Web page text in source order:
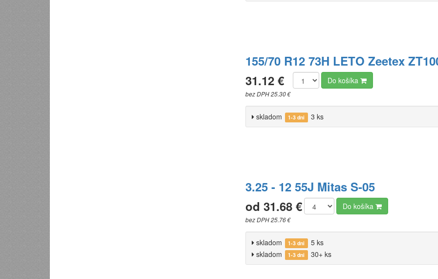
155/70 R12 73H LETO Zeetex
31.12 €
bez DPH 25.30 €
Do košíka
skladom 1-3 dni 3 ks
3.25 - 12 55J Mitas S-05
od 31.68 €
bez DPH 25.76 €
Do košíka
skladom 1-3 dni
5 ks
skladom
1-3 dni 30+ ks